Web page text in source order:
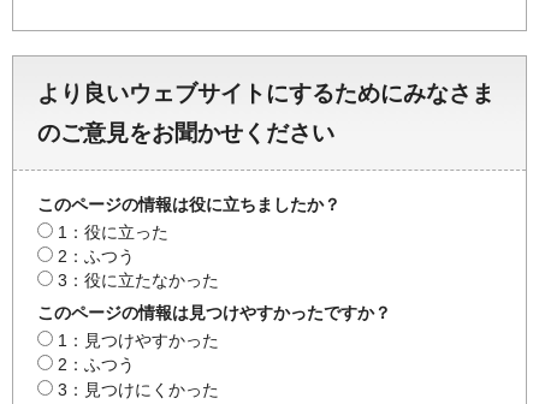
より良いウェブサイトにするためにみなさま
のご意見をお聞かせください
このページの情報は役に立ちましたか？
1：役に立った
2：ふつう
3：役に立たなかった
このページの情報は見つけやすかったですか？
1：見つけやすかった
2：ふつう
3：見つけにくかった